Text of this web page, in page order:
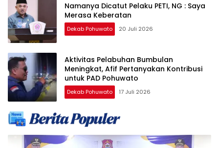
Namanya Dicatut Pelaku PETI, NG : Saya
Merasa Keberatan
Dekab Pohuwato 20 Juli 2026
Aktivitas Pelabuhan Bumbulan
Meningkat, Afif Pertanyakan Kontribusi
untuk PAD Pohuwato
Dekab Pohuwato 17 Juli 2026